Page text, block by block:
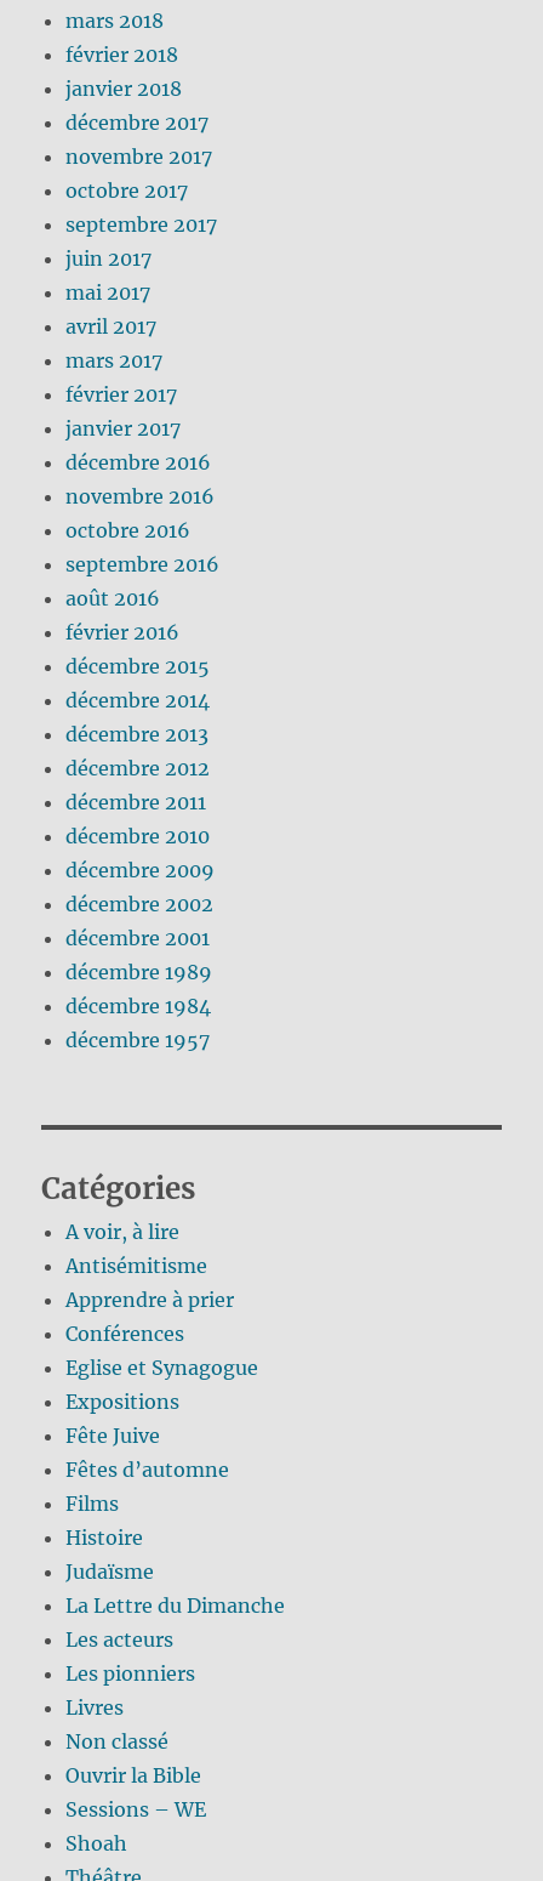
mars 2018
février 2018
janvier 2018
décembre 2017
novembre 2017
octobre 2017
septembre 2017
juin 2017
mai 2017
avril 2017
mars 2017
février 2017
janvier 2017
décembre 2016
novembre 2016
octobre 2016
septembre 2016
août 2016
février 2016
décembre 2015
décembre 2014
décembre 2013
décembre 2012
décembre 2011
décembre 2010
décembre 2009
décembre 2002
décembre 2001
décembre 1989
décembre 1984
décembre 1957
Catégories
A voir, à lire
Antisémitisme
Apprendre à prier
Conférences
Eglise et Synagogue
Expositions
Fête Juive
Fêtes d’automne
Films
Histoire
Judaïsme
La Lettre du Dimanche
Les acteurs
Les pionniers
Livres
Non classé
Ouvrir la Bible
Sessions – WE
Shoah